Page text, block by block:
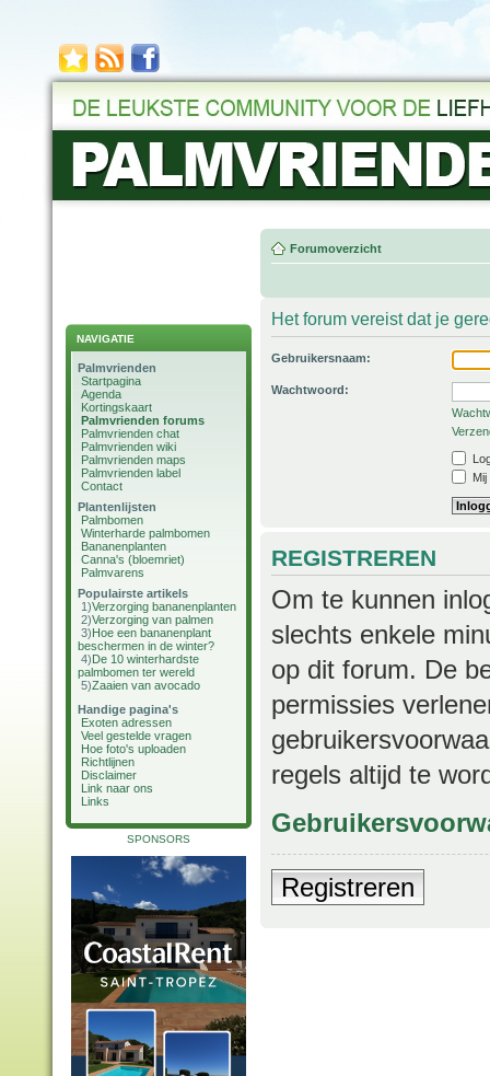
NAVIGATIE
Palmvrienden
Startpagina
Agenda
Kortingskaart
Palmvrienden forums
Palmvrienden chat
Palmvrienden wiki
Palmvrienden maps
Palmvrienden label
Contact
Plantenlijsten
Palmbomen
Winterharde palmbomen
Bananenplanten
Canna's (bloemriet)
Palmvarens
Populairste artikels
1)Verzorging bananenplanten
2)Verzorging van palmen
3)Hoe een bananenplant
beschermen in de winter?
4)De 10 winterhardste
palmbomen ter wereld
5)Zaaien van avocado
Handige pagina's
Exoten adressen
Veel gestelde vragen
Hoe foto's uploaden
Richtlijnen
Disclaimer
Link naar ons
Links
SPONSORS
Forumoverzicht
Het forum vereist dat je
Gebruikersnaam:
Wachtwoord:
REGISTREREN
Om te kunnen
slechts enkele
op dit forum. De
permissies
regels altijd te
Registreren